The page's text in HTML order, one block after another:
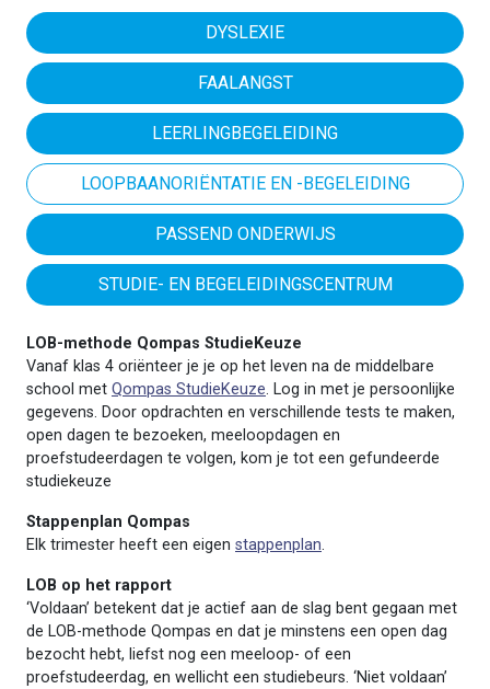
DYSLEXIE
FAALANGST
LEERLINGBEGELEIDING
LOOPBAANORIËNTATIE EN -BEGELEIDING
PASSEND ONDERWIJS
STUDIE- EN BEGELEIDINGSCENTRUM
LOB-methode Qompas StudieKeuze
Vanaf klas 4 oriënteer je je op het leven na de middelbare
school met Qompas StudieKeuze. Log in met je persoonlijke
gegevens. Door opdrachten en verschillende tests te maken,
open dagen te bezoeken, meeloopdagen en
proefstudeerdagen te volgen, kom je tot een gefundeerde
studiekeuze
Stappenplan Qompas
Elk trimester heeft een eigen stappenplan.
LOB op het rapport
‘Voldaan’ betekent dat je actief aan de slag bent gegaan met
de LOB-methode Qompas en dat je minstens een open dag
bezocht hebt, liefst nog een meeloop- of een
proefstudeerdag, en wellicht een studiebeurs. ‘Niet voldaan’